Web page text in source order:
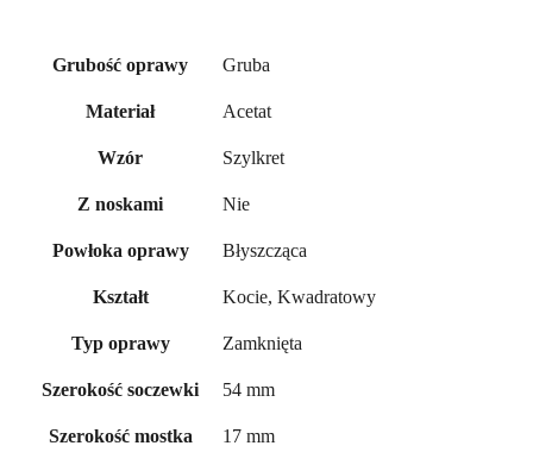
Grubość oprawy Gruba
Materiał Acetat
Wzór Szylkret
Z noskami Nie
Powłoka oprawy Błyszcząca
Kształt Kocie, Kwadratowy
Typ oprawy Zamknięta
Szerokość soczewki 54 mm
Szerokość mostka 17 mm